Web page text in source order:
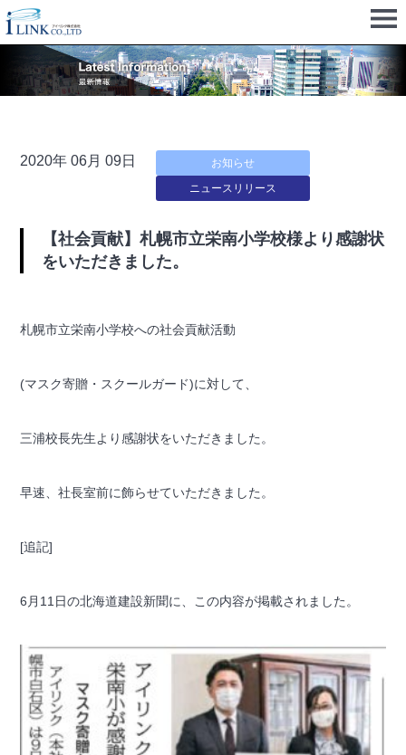
2020年 06月 09日
お知らせ
ニュースリリース
【社会貢献】札幌市立栄南小学校様より感謝状
をいただきました。
札幌市立栄南小学校への社会貢献活動
(マスク寄贈・スクールガード)に対して、
三浦校長先生より感謝状をいただきました。
早速、社長室前に飾らせていただきました。
[追記]
6月11日の北海道建設新聞に、この内容が掲載されました。